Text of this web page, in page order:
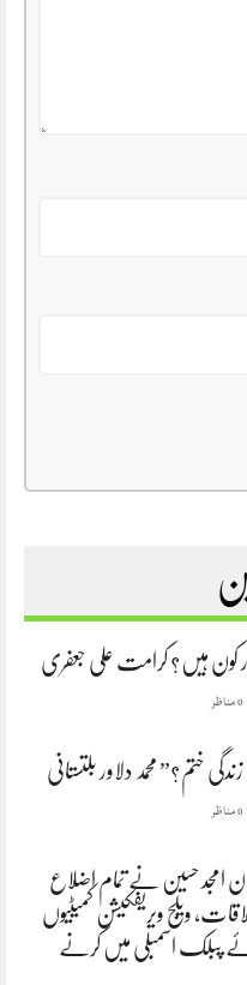
کون ہیں؟ کرامت علی جعفری
0مناظر
ختم؟” محمد دلاور بلتستانی
0مناظر
امجد حسین نے تمام اضلاع
ویلج ویریفکیشن کمیٹیوں
پبلک اسمبلی میں کرنے